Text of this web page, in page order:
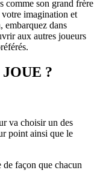
comme son grand frère
imagination et
embarquez dans
aux autres joueurs
?
va choisir un des
point ainsi que le
de façon que chacun